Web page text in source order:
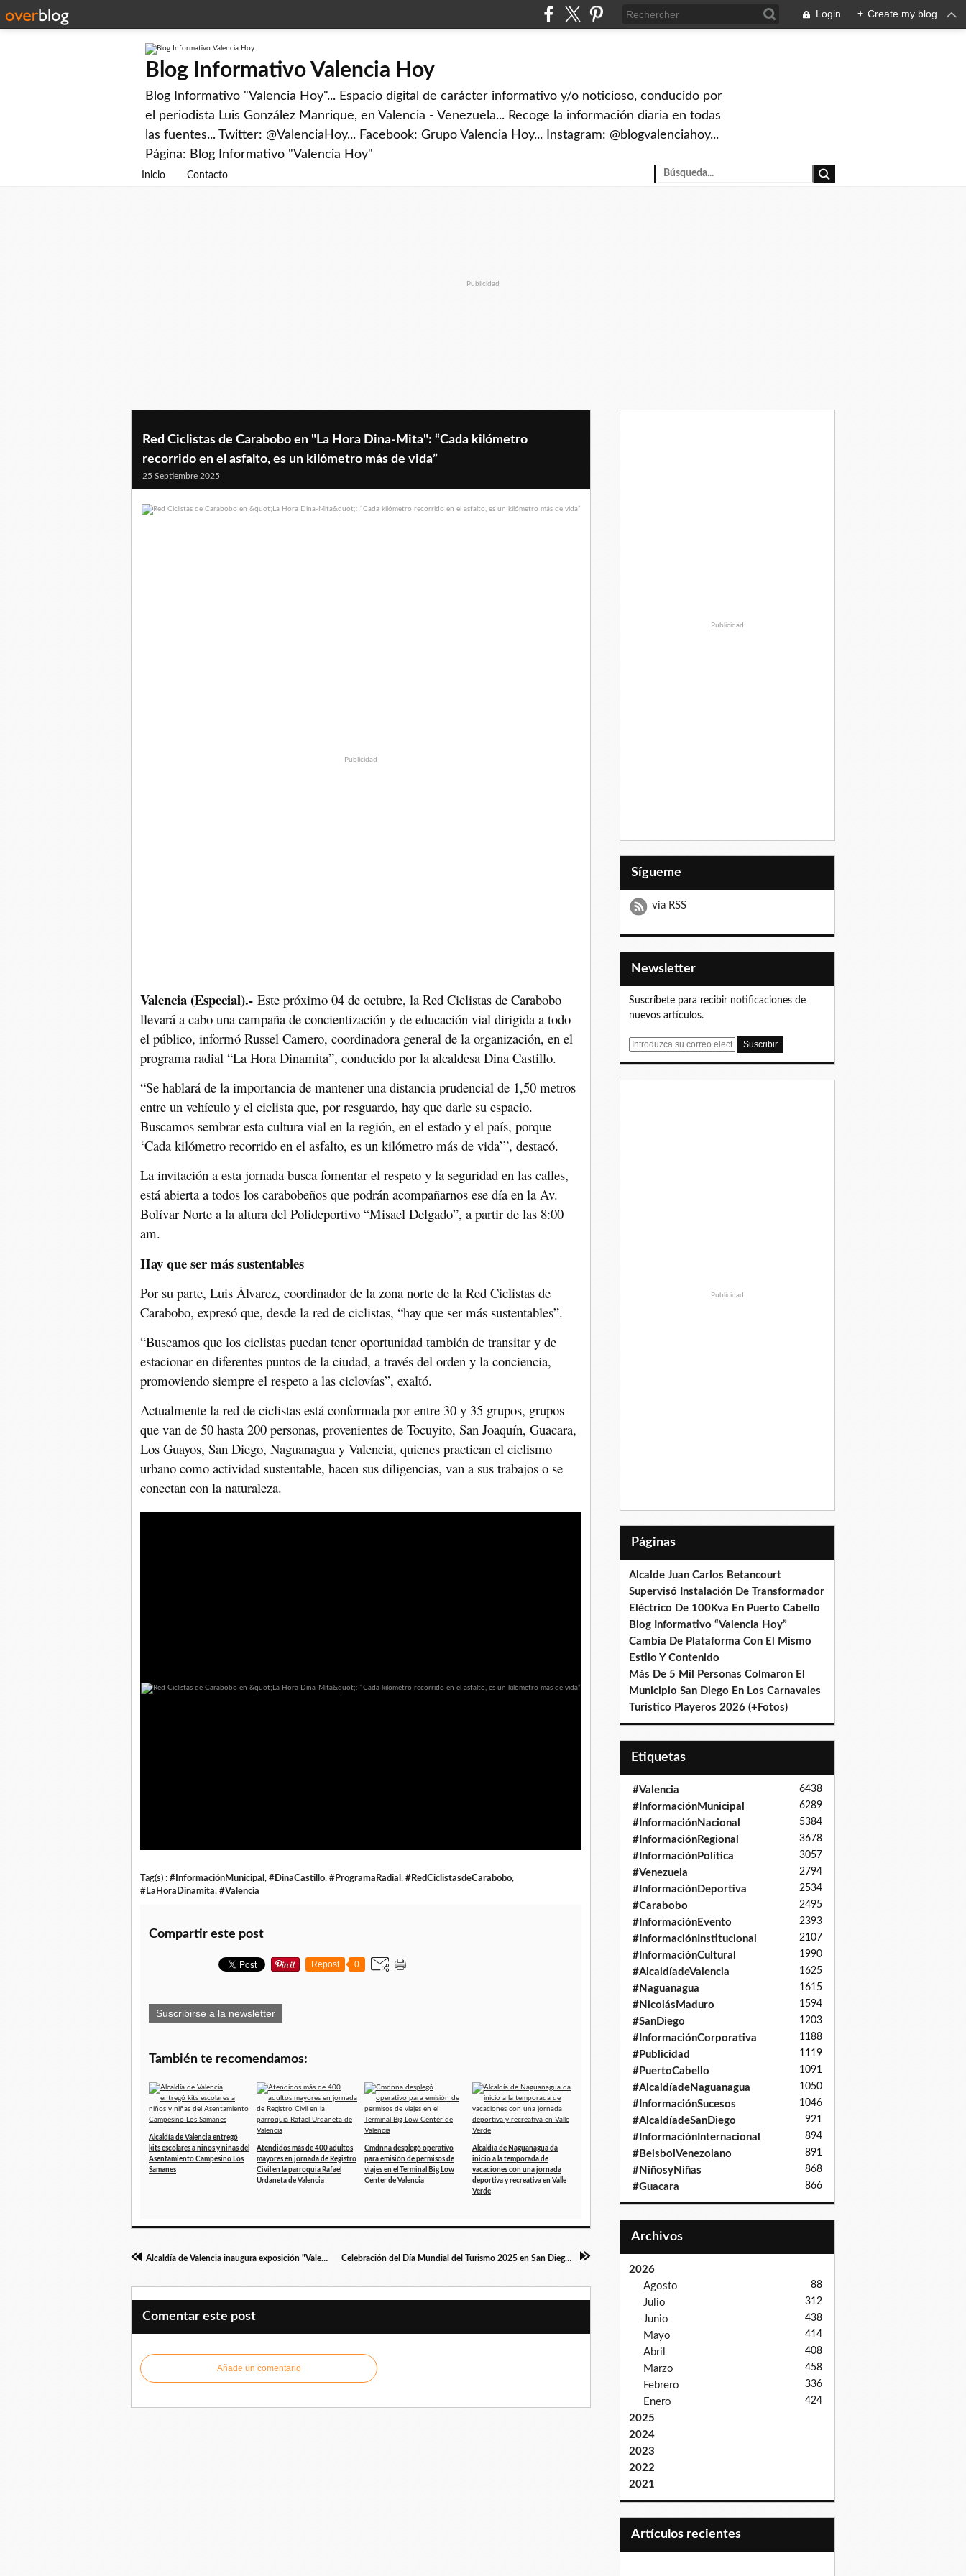
Login + Create my blog
Blog Informativo Valencia Hoy
Blog Informativo "Valencia Hoy"... Espacio digital de carácter informativo y/o noticioso, conducido por
el periodista Luis González Manrique, en Valencia - Venezuela... Recoge la información diaria en todas
las fuentes... Twitter: @ValenciaHoy... Facebook: Grupo Valencia Hoy... Instagram: @blogvalenciahoy...
Página: Blog Informativo "Valencia Hoy"
Inicio Contacto
Publicidad
Red Ciclistas de Carabobo en "La Hora Dina-Mita": “Cada kilómetro
recorrido en el asfalto, es un kilómetro más de vida”
25 Septiembre 2025
Publicidad
Valencia (Especial).- Este próximo 04 de octubre, la Red Ciclistas de Carabobo
llevará a cabo una campaña de concientización y de educación vial dirigida a todo
el público, informó Russel Camero, coordinadora general de la organización, en el
programa radial “La Hora Dinamita”, conducido por la alcaldesa Dina Castillo.
“Se hablará de la importancia de mantener una distancia prudencial de 1,50 metros
entre un vehículo y el ciclista que, por resguardo, hay que darle su espacio.
Buscamos sembrar esta cultura vial en la región, en el estado y el país, porque
‘Cada kilómetro recorrido en el asfalto, es un kilómetro más de vida’”, destacó.
La invitación a esta jornada busca fomentar el respeto y la seguridad en las calles,
está abierta a todos los carabobeños que podrán acompañarnos ese día en la Av.
Bolívar Norte a la altura del Polideportivo “Misael Delgado”, a partir de las 8:00
am.
Hay que ser más sustentables
Por su parte, Luis Álvarez, coordinador de la zona norte de la Red Ciclistas de
Carabobo, expresó que, desde la red de ciclistas, “hay que ser más sustentables”.
“Buscamos que los ciclistas puedan tener oportunidad también de transitar y de
estacionar en diferentes puntos de la ciudad, a través del orden y la conciencia,
promoviendo siempre el respeto a las ciclovías”, exaltó.
Actualmente la red de ciclistas está conformada por entre 30 y 35 grupos, grupos
que van de 50 hasta 200 personas, provenientes de Tocuyito, San Joaquín, Guacara,
Los Guayos, San Diego, Naguanagua y Valencia, quienes practican el ciclismo
urbano como actividad sustentable, hacen sus diligencias, van a sus trabajos o se
conectan con la naturaleza.
Tag(s) : #InformaciónMunicipal , #DinaCastillo, #ProgramaRadial , #RedCiclistasdeCarabobo,
#LaHoraDinamita, #Valencia
Compartir este post
Repost 0
Suscribirse a la newsletter
También te recomendamos:
Alcaldía de Valencia entregó
kits escolares a niños y niñas del
Asentamiento Campesino Los
Samanes
Atendidos más de 400 adultos
mayores en jornada de Registro
Civil en la parroquia Rafael
Urdaneta de Valencia
Cmdnna desplegó operativo
para emisión de permisos de
viajes en el Terminal Big Low
Center de Valencia
Alcaldía de Naguanagua da
inicio a la temporada de
vacaciones con una jornada
deportiva y recreativa en Valle
Verde
Alcaldía de Valencia inaugura exposición "Valencia Turismo en Fotos" en Cavam Celebración del Día Mundial del Turismo 2025 en San Diego: Un encuentro de innovación y cultura
Comentar este post
Añade un comentario
Publicidad
Sígueme
via RSS
Newsletter
Suscríbete para recibir notificaciones de
nuevos artículos.
E
Publicidad
Páginas
Alcalde Juan Carlos Betancourt
Supervisó Instalación De Transformador
Eléctrico De 100Kva En Puerto Cabello
Blog Informativo “Valencia Hoy”
Cambia De Plataforma Con El Mismo
Estilo Y Contenido
Más De 5 Mil Personas Colmaron El
Municipio San Diego En Los Carnavales
Turístico Playeros 2026 (+Fotos)
Etiquetas
#Valencia 6438
#InformaciónMunicipal 6289
#InformaciónNacional 5384
#InformaciónRegional 3678
#InformaciónPolítica 3057
#Venezuela 2794
#InformaciónDeportiva 2534
#Carabobo 2495
#InformaciónEvento 2393
#InformaciónInstitucional 2107
#InformaciónCultural 1990
#AlcaldíadeValencia 1625
#Naguanagua 1615
#NicolásMaduro 1594
#SanDiego 1203
#InformaciónCorporativa 1188
#Publicidad 1119
#PuertoCabello 1091
#AlcaldíadeNaguanagua 1050
#InformaciónSucesos 1046
#AlcaldíadeSanDiego 921
#InformaciónInternacional 894
#BeisbolVenezolano 891
#NiñosyNiñas 868
#Guacara 866
Archivos
2026
Agosto
88
Julio 312
Junio 438
Mayo 414
Abril 408
Marzo 458
Febrero 336
Enero 424
2025
2024
2023
2022
2021
Artículos recientes